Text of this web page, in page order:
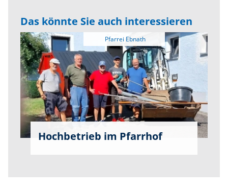
Das könnte Sie auch interessieren
Pfarrei Ebnath
Hochbetrieb im Pfarrhof